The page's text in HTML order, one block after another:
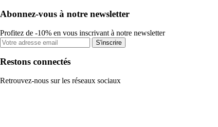
Abonnez-vous à notre newsletter
Profitez de -10% en vous inscrivant à notre newsletter
S'inscrire
Restons connectés
Retrouvez-nous sur les réseaux sociaux